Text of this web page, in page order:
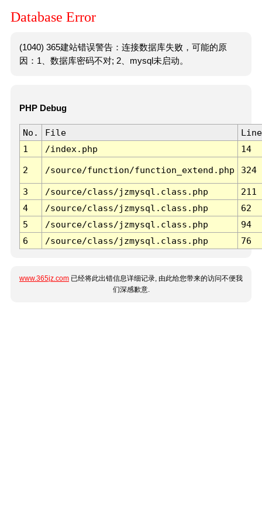
Database Error
(1040) 365建站错误警告：连接数据库失败，可能的原
因：1、数据库密码不对; 2、mysql未启动。
PHP Debug
No. File
Line
1
/index.php 14
2 /source/function/function_extend.php 324
3 /source/class/jzmysql.class.php
211
4
/source/class/jzmysql.class.php
62
5
/source/class/jzmysql.class.php
94
6
/source/class/jzmysql.class.php 76
www.365jz.com 已经将此出错信息详细记录, 由此给您带来的访问不便我
们深感歉意.